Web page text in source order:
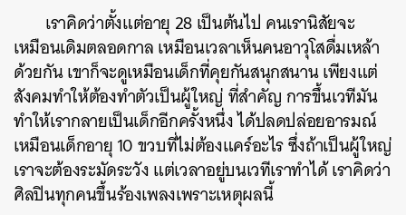
เราคิดว่าตั้งแต่อายุ 28 เป็นต้นไป คนเรานิสัยจะ
เหมือนเดิมตลอดกาล เหมือนเวลาเห็นคนอาวุโสดื่มเหล้า
ด้วยกัน เขาก็จะดูเหมือนเด็กที่คุยกันสนุกสนาน เพียงแต่
สังคมทำให้ต้องทำตัวเป็นผู้ใหญ่ ที่สำคัญ การขึ้นเวทีมัน
ทำให้เรากลายเป็นเด็กอีกครั้งหนึ่ง ได้ปลดปล่อยอารมณ์
เหมือนเด็กอายุ 10 ขวบที่ไม่ต้องแคร์อะไร ซึ่งถ้าเป็นผู้ใหญ่
เราจะต้องระมัดระวัง แต่เวลาอยู่บนเวทีเราทำได้ เราคิดว่า
ศิลปินทุกคนขึ้นร้องเพลงเพราะเหตุผลนี้